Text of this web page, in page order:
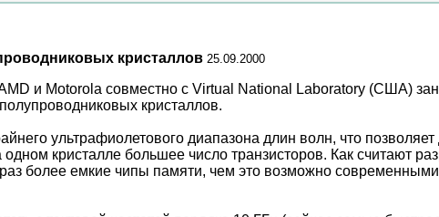
кристаллов 25.09.2000
и Motorola совместно с Virtual National Laboratory (США)
кристаллов.
ультрафиолетового диапазона длин волн, что
кристалле большее число транзисторов. Как считают
более емкие чипы памяти, чем это возможно